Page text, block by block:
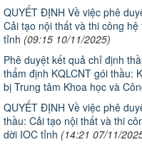
QUYẾT ĐỊNH Về việc phê
Cải tạo nội thất và thi công
tỉnh (09:15 10/11/2025)
Phê duyệt kết quả chỉ định
thẩm định KQLCNT gói thầu:
bị Trung tâm Khoa học và
QUYẾT ĐỊNH Về việc phê
thầu: Cải tạo nội thất và thi
dời IOC tỉnh (14:21 07/11/